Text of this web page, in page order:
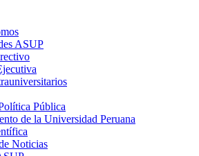
ASUP
Pública
de la Universidad Peruana
Noticias